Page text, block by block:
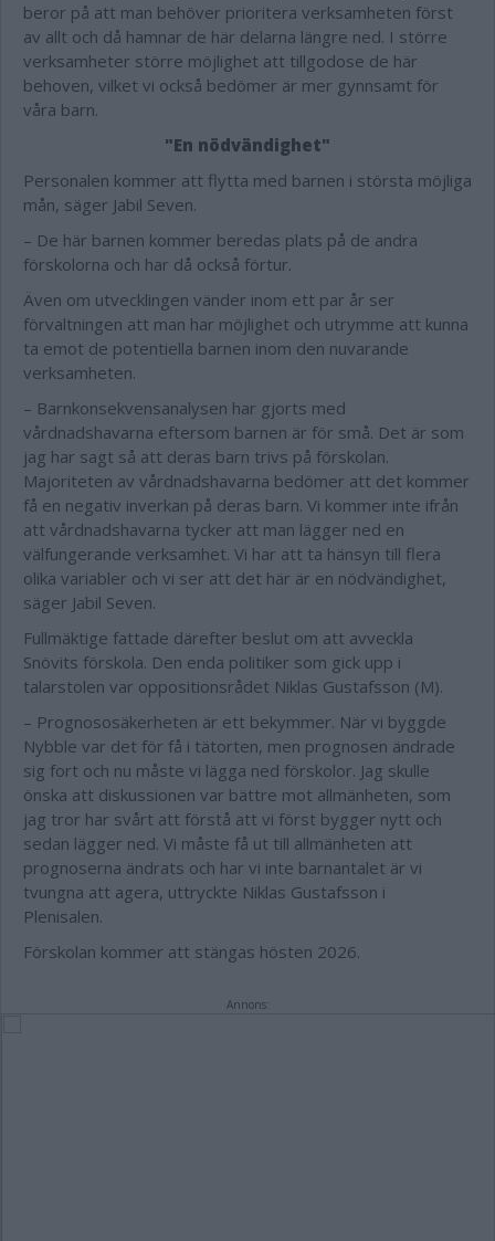
beror på att man behöver prioritera verksamheten först
av allt och då hamnar de här delarna längre ned. I större
verksamheter större möjlighet att tillgodose de här
behoven, vilket vi också bedömer är mer gynnsamt för
våra barn.
"En nödvändighet"
Personalen kommer att flytta med barnen i största möjliga
mån, säger Jabil Seven.
– De här barnen kommer beredas plats på de andra
förskolorna och har då också förtur.
Även om utvecklingen vänder inom ett par år ser
förvaltningen att man har möjlighet och utrymme att kunna
ta emot de potentiella barnen inom den nuvarande
verksamheten.
– Barnkonsekvensanalysen har gjorts med
vårdnadshavarna eftersom barnen är för små. Det är som
jag har sagt så att deras barn trivs på förskolan.
Majoriteten av vårdnadshavarna bedömer att det kommer
få en negativ inverkan på deras barn. Vi kommer inte ifrån
att vårdnadshavarna tycker att man lägger ned en
välfungerande verksamhet. Vi har att ta hänsyn till flera
olika variabler och vi ser att det här är en nödvändighet,
säger Jabil Seven.
Fullmäktige fattade därefter beslut om att avveckla
Snövits förskola. Den enda politiker som gick upp i
talarstolen var oppositionsrådet Niklas Gustafsson (M).
– Prognososäkerheten är ett bekymmer. När vi byggde
Nybble var det för få i tätorten, men prognosen ändrade
sig fort och nu måste vi lägga ned förskolor. Jag skulle
önska att diskussionen var bättre mot allmänheten, som
jag tror har svårt att förstå att vi först bygger nytt och
sedan lägger ned. Vi måste få ut till allmänheten att
prognoserna ändrats och har vi inte barnantalet är vi
tvungna att agera, uttryckte Niklas Gustafsson i
Plenisalen.
Förskolan kommer att stängas hösten 2026.
Annons: